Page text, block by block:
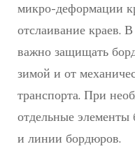
микро-деформации
отслаивание краев.
важно защищать
зимой и от
транспорта. При
отдельные элементы
и линии бордюров.